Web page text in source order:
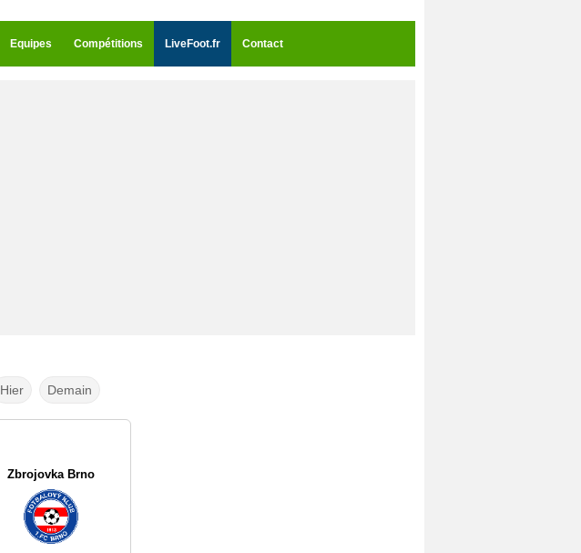
Equipes Compétitions LiveFoot.fr Contact
Hier Demain
Zbrojovka Brno